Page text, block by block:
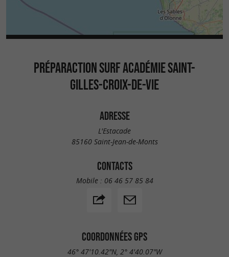
PRÉPARACTION SURF ACADÉMIE SAINT-
GILLES-CROIX-DE-VIE
ADRESSE
L'Estacade
85160 Saint-Jean-de-Monts
CONTACTS
Mobile : 06 46 57 85 84
COORDONNÉES GPS
46° 47'10.42"N, 2° 4'40.07"W